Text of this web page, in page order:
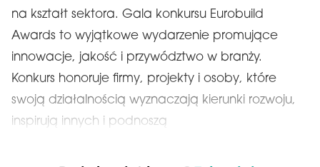
na kształt sektora. Gala konkursu Eurobuild
Awards to wyjątkowe wydarzenie promujące
innowacje, jakość i przywództwo w branży.
Konkurs honoruje firmy, projekty i osoby, które
swoją działalnością wyznaczają kierunki rozwoju,
inspirują innych i podnoszą